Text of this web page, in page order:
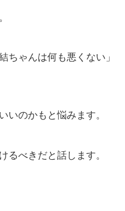
ちゃんは何も悪くない」
いのかもと悩みます。
るべきだと話します。